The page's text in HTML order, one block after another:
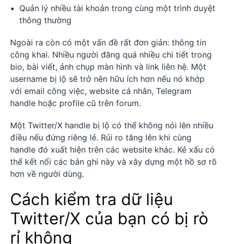
Quản lý nhiều tài khoản trong cùng một trình duyệt
thông thường
Ngoài ra còn có một vấn đề rất đơn giản: thông tin
công khai. Nhiều người đăng quá nhiều chi tiết trong
bio, bài viết, ảnh chụp màn hình và link liên hệ. Một
username bị lộ sẽ trở nên hữu ích hơn nếu nó khớp
với email công việc, website cá nhân, Telegram
handle hoặc profile cũ trên forum.
Một Twitter/X handle bị lộ có thể không nói lên nhiều
điều nếu đứng riêng lẻ. Rủi ro tăng lên khi cùng
handle đó xuất hiện trên các website khác. Kẻ xấu có
thể kết nối các bản ghi này và xây dựng một hồ sơ rõ
hơn về người dùng.
Cách kiểm tra dữ liệu
Twitter/X của bạn có bị rò
rỉ không